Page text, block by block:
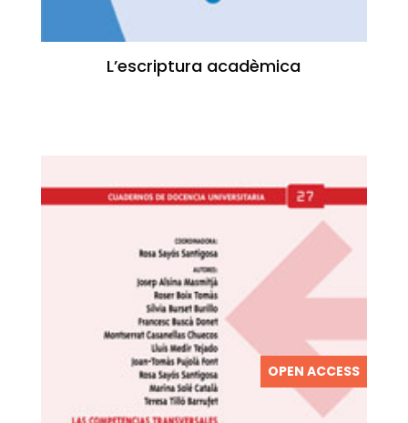
L’escriptura acadèmica
OPEN ACCESS